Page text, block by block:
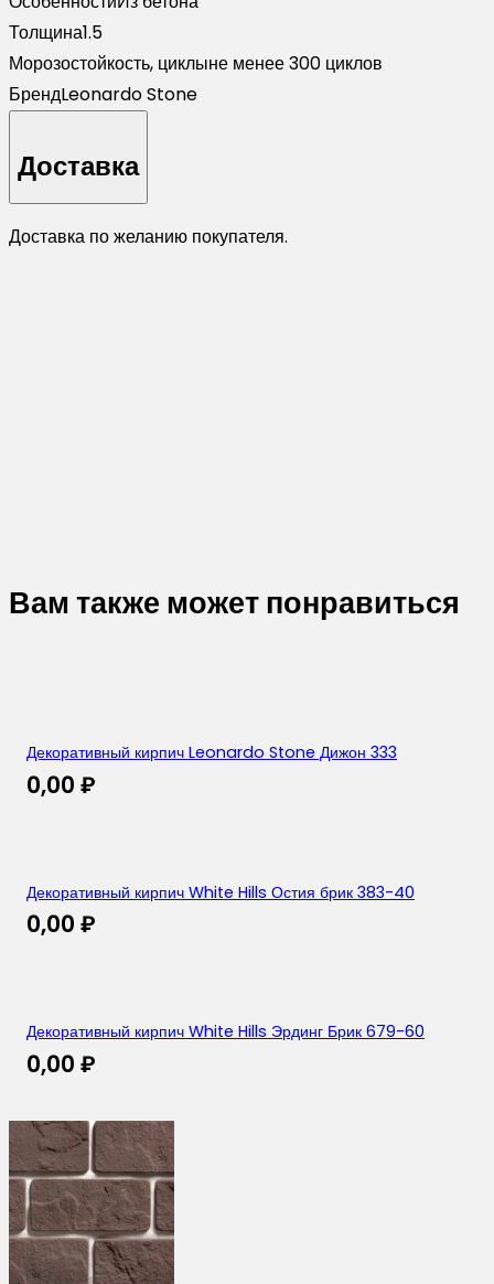
Толщина1.5
Морозостойкость, циклыне менее 300 циклов
БрендLeonardo Stone
Доставка
Доставка по желанию покупателя.
Вам также может понравиться
Декоративный кирпич Leonardo Stone Дижон 333
0,00 ₽
Декоративный кирпич White Hills Остия брик 383-40
0,00 ₽
Декоративный кирпич White Hills Эрдинг Брик 679-60
0,00 ₽